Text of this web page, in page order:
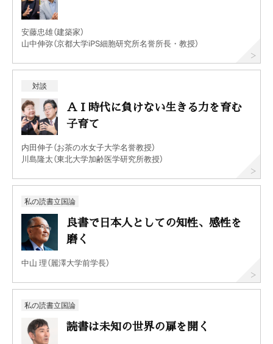
安藤忠雄（建築家）
山中伸弥（京都大学iPS細胞研究所名誉所長・教授）
対談
ＡＩ時代に負けない生きる力を育む
子育て
内田伸子（お茶の水女子大学名誉教授）
川島隆太（東北大学加齢医学研究所教授）
私の読書立国論
良書で日本人としての知性、感性を
磨く
中山 理（麗澤大学前学長）
私の読書立国論
読書は未知の世界の扉を開く